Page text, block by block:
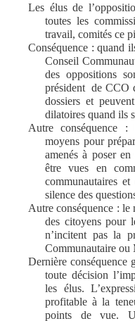
Les élus de
toutes les
travail, comités ce
Conséquence : quand
Conseil
des oppositions
président de CCO
dossiers et
dilatoires quand ils
Autre conséquence :
moyens pour
amenés à poser
être vues en
communautaires
silence des
Autre conséquence : le
des citoyens pour
n’incitent pas la
Communautaire ou
Dernière conséquence
toute décision
les élus.
profitable à la
points de vue.